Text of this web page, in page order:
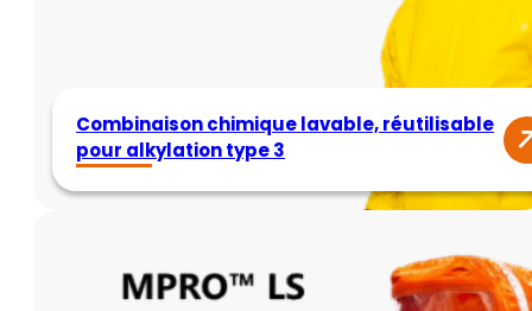
Combinaison chimique lavable, réutilisable
pour alkylation type 3